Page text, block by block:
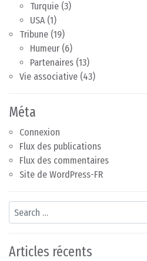
Turquie (3)
USA(1)
Tribune (19)
Humeur (6)
Partenaires (13)
Vie associative (43)
Méta
Connexion
Flux des publications
Flux des commentaires
Site de WordPress-FR
Search
Articles récents